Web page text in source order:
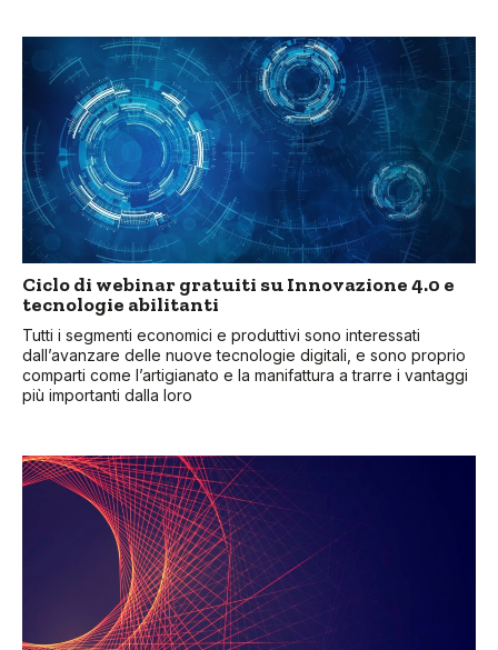
Ciclo di webinar gratuiti su Innovazione 4.0 e
tecnologie abilitanti
Tutti i segmenti economici e produttivi sono interessati
dall’avanzare delle nuove tecnologie digitali, e sono proprio
comparti come l’artigianato e la manifattura a trarre i vantaggi
più importanti dalla loro